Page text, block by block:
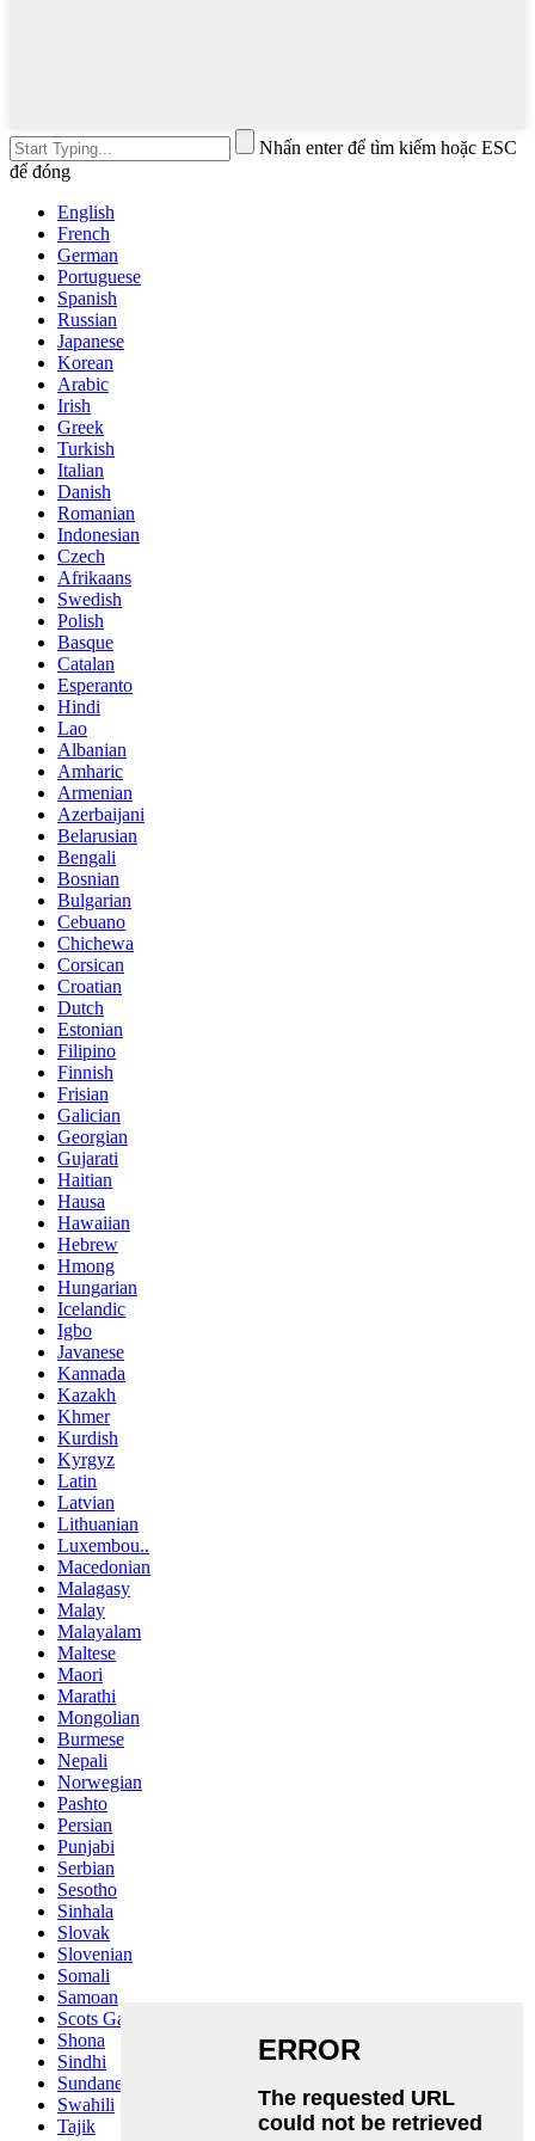
Nhấn enter để tìm kiếm hoặc ESC
để đóng
English
French
German
Portuguese
Spanish
Russian
Japanese
Korean
Arabic
Irish
Greek
Turkish
Italian
Danish
Romanian
Indonesian
Czech
Afrikaans
Swedish
Polish
Basque
Catalan
Esperanto
Hindi
Lao
Albanian
Amharic
Armenian
Azerbaijani
Belarusian
Bengali
Bosnian
Bulgarian
Cebuano
Chichewa
Corsican
Croatian
Dutch
Estonian
Filipino
Finnish
Frisian
Galician
Georgian
Gujarati
Haitian
Hausa
Hawaiian
Hebrew
Hmong
Hungarian
Icelandic
Igbo
Javanese
Kannada
Kazakh
Khmer
Kurdish
Kyrgyz
Latin
Latvian
Lithuanian
Luxembou..
Macedonian
Malagasy
Malay
Malayalam
Maltese
Maori
Marathi
Mongolian
Burmese
Nepali
Norwegian
Pashto
Persian
Punjabi
Serbian
Sesotho
Sinhala
Slovak
Slovenian
Somali
Samoan
Scots Gaelic
Shona
Sindhi
Sundanese
Swahili
Tajik